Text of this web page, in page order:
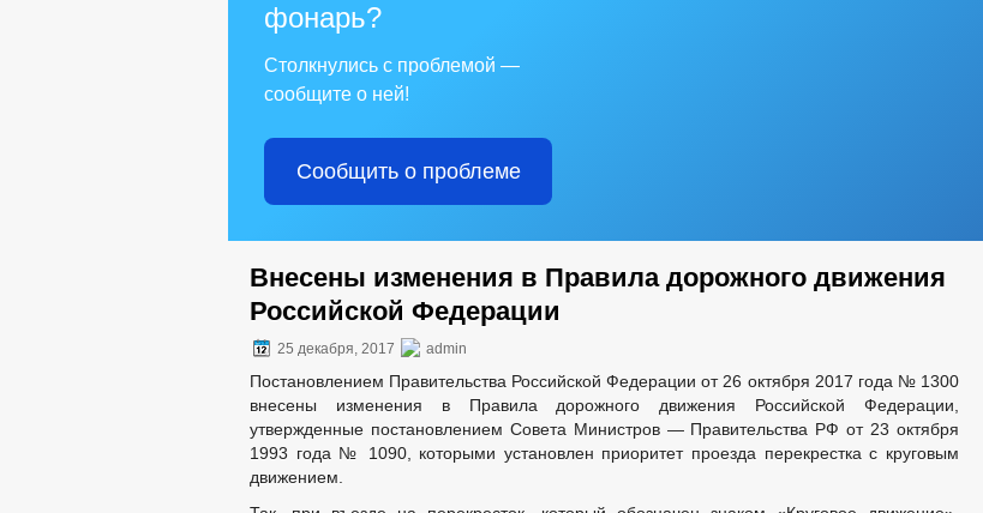
фонарь?
Столкнулись с проблемой —
сообщите о ней!
Сообщить о проблеме
Внесены изменения в Правила дорожного движения
Российской Федерации
25 декабря, 2017 admin
Постановлением Правительства Российской Федерации от 26 октября 2017 года № 1300
внесены изменения в Правила дорожного движения Российской Федерации,
утвержденные постановлением Совета Министров — Правительства РФ от 23 октября
1993 года № 1090, которыми установлен приоритет проезда перекрестка с круговым
движением.